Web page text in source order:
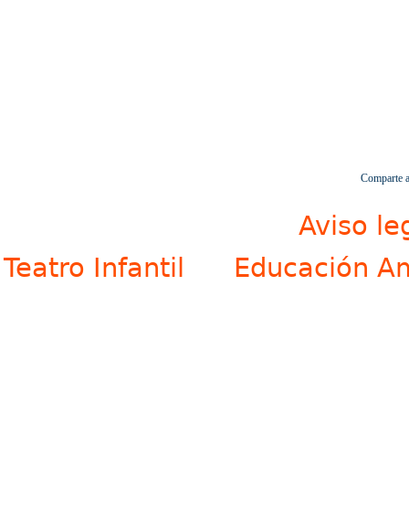
Comparte
Aviso
Teatro Infantil
Educación